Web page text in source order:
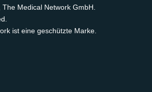
Medical Network GmbH.
ist eine geschützte Marke.